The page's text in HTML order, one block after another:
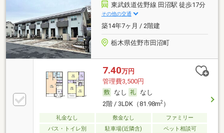
東武鉄道佐野線 田沼駅 徒歩17分
その他の交通
築14年7ヶ月 / 2階建
栃木県佐野市田沼町
7.40万円
管理費3,500円
なし
なし
2階 / 3LDK（81.98m2）
礼金なし 敷金なし
ファミリー
バス・トイレ別
駐車場(近隣含) ペット相談可